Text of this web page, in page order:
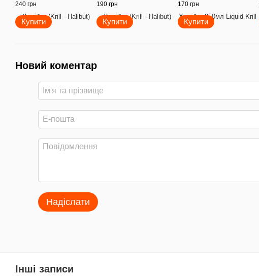
240 грн
Купити
190 грн
Купити
170 грн
Купити
Новий коментар
Надіслати
Інші записи